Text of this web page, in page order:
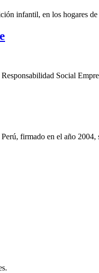
infantil, en los hogares
Social
firmado en el año 2004,